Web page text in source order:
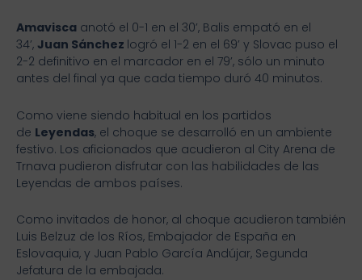
Amaviscaanotó el 0-1 en el 30’, Balis empató en el
34’, Juan Sánchez logró el 1-2 en el 69’ y Slovac puso el
2-2 definitivo en el marcador en el 79’, sólo un minuto
antes del final ya que cada tiempo duró 40 minutos.
Como viene siendo habitual en los partidos
de Leyendas, el choque se desarrolló en un ambiente
festivo. Los aficionados que acudieron al City Arena de
Trnava pudieron disfrutar con las habilidades de las
Leyendas de ambos países.
Como invitados de honor, al choque acudieron también
Luis Belzuz de los Ríos, Embajador de España en
Eslovaquia, y Juan Pablo García Andújar, Segunda
Jefatura de la embajada.